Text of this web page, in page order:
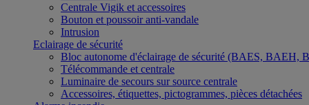
Centrale Vigik et accessoires
Bouton et poussoir anti-vandale
Intrusion
Eclairage de sécurité
Bloc autonome d'éclairage de sécurité (BAES,
Télécommande et centrale
Luminaire de secours sur source centrale
Accessoires, étiquettes, pictogrammes, pièces détachées